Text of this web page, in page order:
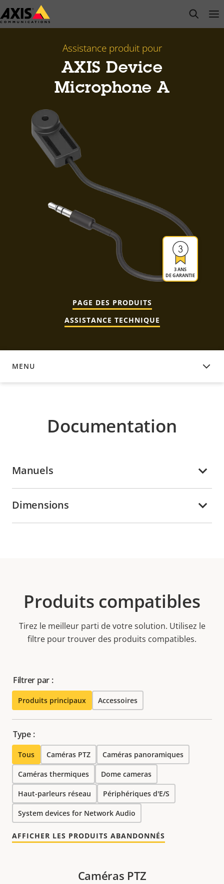
Passer
au
open
Assistance produit pour
AXIS Device
Microphone A
3 ANS
DE GARANTIE
PAGE DES PRODUITS
ASSISTANCE TECHNIQUE
MENU
DOCUMENTATION
Documentation
Manuels
Dimensions
Produits compatibles
Tirez le meilleur parti de votre solution. Utilisez le
filtre pour trouver des produits compatibles.
Filtrer par :
Produits principaux Accessoires
Type :
Tous Caméras PTZ Caméras panoramiques
Caméras thermiques Dome cameras
Haut-parleurs réseau Périphériques d'E/S
System devices for Network Audio
AFFICHER LES PRODUITS ABANDONNÉS
Caméras PTZ